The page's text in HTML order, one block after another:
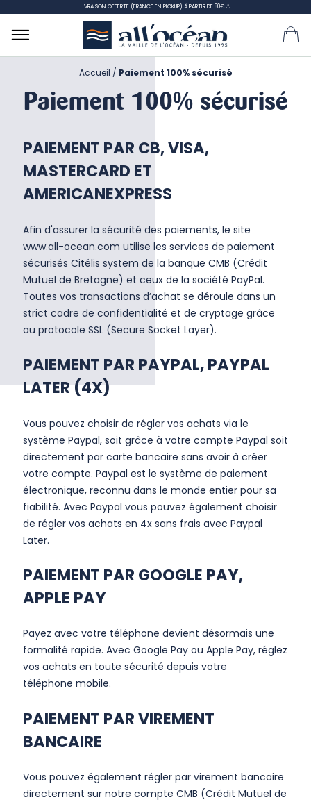
LIVRAISON OFFERTE (FRANCE EN PICKUP) À PARTIR DE 80€ ⚓
Accueil Paiement 100% sécurisé
Paiement 100% sécurisé
PAIEMENT PAR CB, VISA,
MASTERCARD ET
AMERICANEXPRESS
Afin d'assurer la sécurité des paiements, le site
www.all-ocean.com utilise les services de paiement
sécurisés Citélis system de la banque CMB (Crédit
Mutuel de Bretagne) et ceux de la société PayPal.
Toutes vos transactions d’achat se déroule dans un
strict cadre de confidentialité et de cryptage grâce
au protocole SSL (Secure Socket Layer).
PAIEMENT PAR PAYPAL, PAYPAL
LATER (4X)
Vous pouvez choisir de régler vos achats via le
système Paypal, soit grâce à votre compte Paypal soit
directement par carte bancaire sans avoir à créer
votre compte. Paypal est le système de paiement
électronique, reconnu dans le monde entier pour sa
fiabilité. Avec Paypal vous pouvez également choisir
de régler vos achats en 4x sans frais avec Paypal
Later.
PAIEMENT PAR GOOGLE PAY,
APPLE PAY
Payez avec votre téléphone devient désormais une
formalité rapide. Avec Google Pay ou Apple Pay, réglez
vos achats en toute sécurité depuis votre
téléphone mobile.
PAIEMENT PAR VIREMENT
BANCAIRE
Vous pouvez également régler par virement bancaire
directement sur notre compte CMB (Crédit Mutuel de